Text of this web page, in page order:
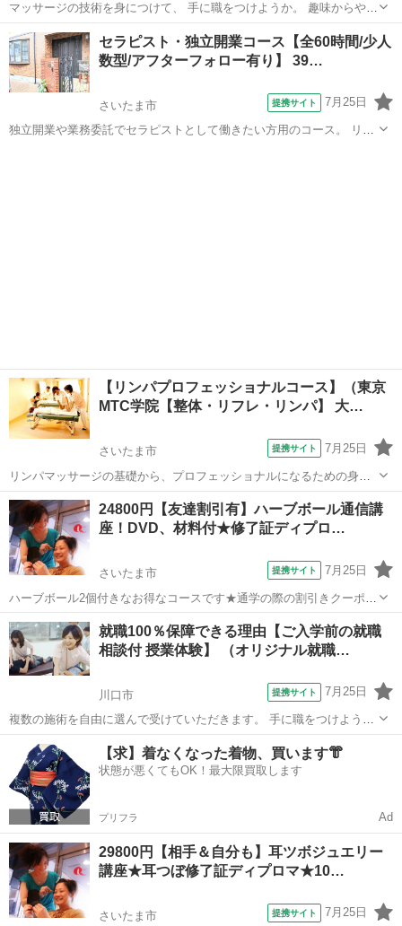
マッサージの技術を身につけて、 手に職をつけようか。 趣味からやっ
てみようか。 期待と同時に湧いてくる不安を解消するために、 一日
丸々使って、体験します。 ■体験の一日の流れ■■■■■■■■■■■■■■■■■
①【施術...
埼玉 川口市 マッサージ
セラピスト・独立開業コース【全60時間/少人
数型/アフターフォロー有り】 39…
さいたま市 提携サイト 7月25日
独立開業や業務委託でセラピストとして働きたい方用のコース。 リン
【リンパプロフェッショナルコース】（東京
MTC学院【整体・リフレ・リンパ】 大…
さいたま市 提携サイト 7月25日
リンパマッサージの基礎から、プロフェッショナルになるための身体
の構造や リンパの仕組みまでをしっかり学び 【サロン就職・転職・サ
ロン開業】などを目指す方にオススメのコースです。 整体学校だから
できる、一般的なスクールでは学...
埼玉 さいたま市 マッサージ
24800円【友達割引有】ハーブボール通信講
座！DVD、材料付★修了証ディプロ…
さいたま市 提携サイト 7月25日
ハーブボール2個付きなお得なコースです★通学の際の割引きクーポン
付きです。直接学びにも行けます！初心者の方から、サロン経営者の
方まで幅広くご活用頂ける内容になっています。また、新しく友達割
引きをスタートしました！不安でもお友...
埼玉 さいたま市 マッサージ
就職100％保障できる理由【ご入学前の就職
相談付 授業体験】 （オリジナル就職…
川口市 提携サイト 7月25日
複数の施術を自由に選んで受けていただきます。 手に職をつけよう
か。 趣味からやってみようか。 期待と同時に湧いてくる不安を解消す
るために、 現場で必要な手技の授業を周辺の手技を、 一日を丸々使っ
て、体験します。 入学前...
埼玉 マッサージ
【求】着なくなった着物、買います👘
状態が悪くてもOK！最大限買取します
プリフラ Ad
29800円【相手＆自分も】耳ツボジュエリー
講座★耳つぼ修了証ディプロマ★10…
さいたま市 提携サイト 7月25日